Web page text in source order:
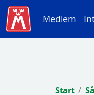
Medlem
Start